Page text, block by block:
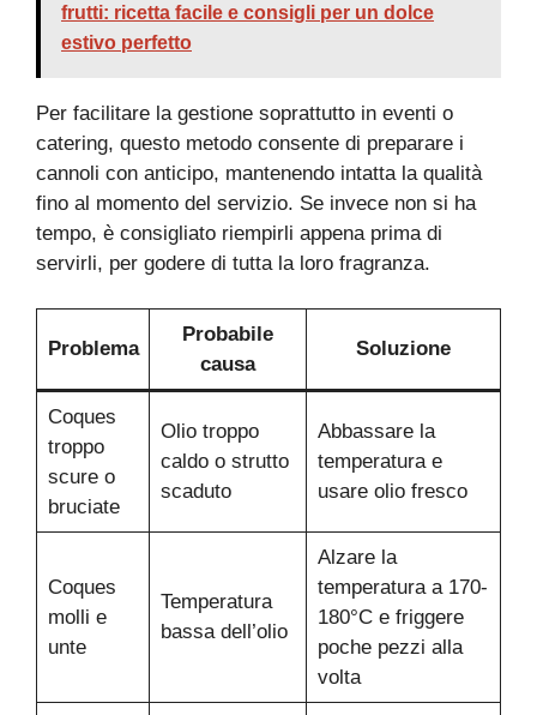
frutti: ricetta facile e consigli per un dolce
estivo perfetto
Per facilitare la gestione soprattutto in eventi o
catering, questo metodo consente di preparare i
cannoli con anticipo, mantenendo intatta la qualità
fino al momento del servizio. Se invece non si ha
tempo, è consigliato riempirli appena prima di
servirli, per godere di tutta la loro fragranza.
Problema
Probabile
causa
Soluzione
Coques
troppo
scure o
bruciate
Olio troppo
caldo o strutto
scaduto
Abbassare la
temperatura e
usare olio fresco
Coques
molli e
unte
Temperatura
bassa dell’olio
Alzare la
temperatura a 170-
180°C e friggere
poche pezzi alla
volta